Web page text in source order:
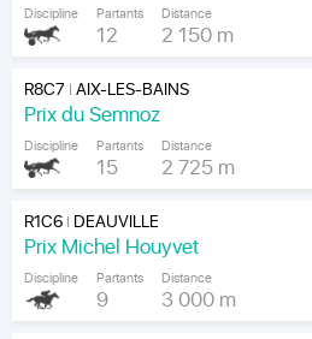
Discipline Partants
12
Distance
2 150 m
R8C7 |AIX-LES-BAINS
Prix du Semnoz
Discipline Partants
15
Distance
2 725 m
R1C6| DEAUVILLE
Prix Michel Houyvet
Discipline Partants
9
Distance
3 000 m